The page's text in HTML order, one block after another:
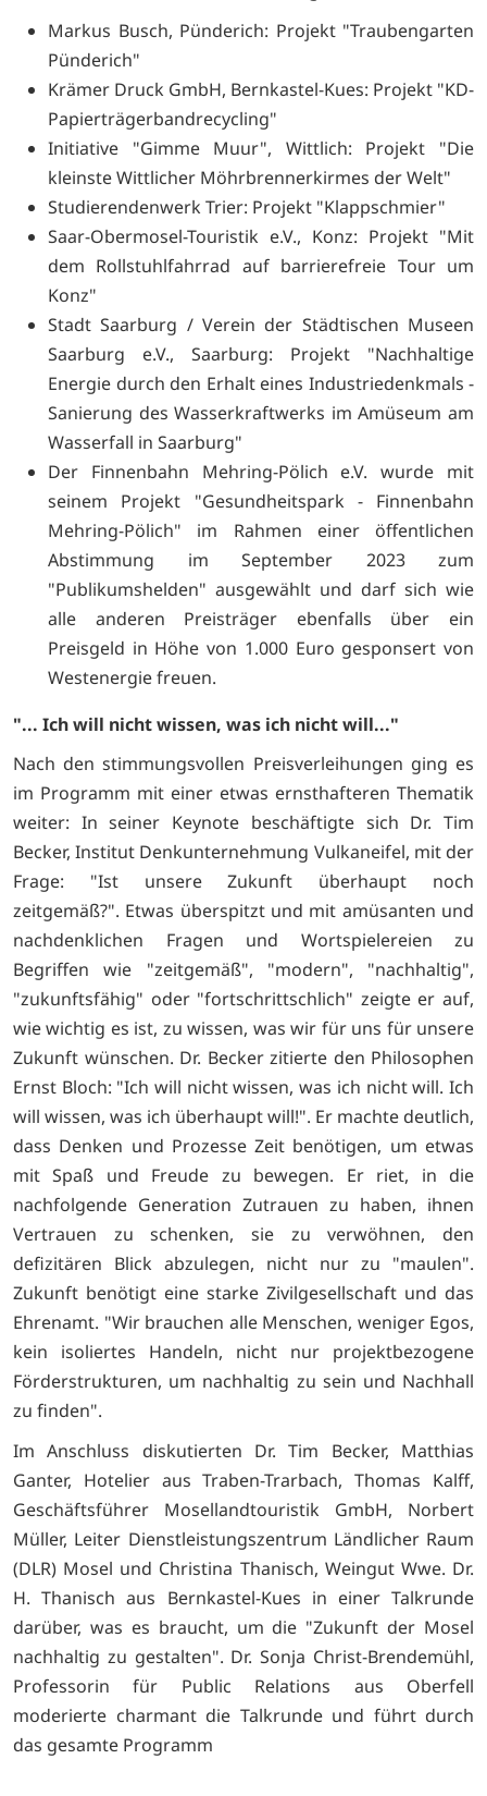
Markus Busch, Pünderich: Projekt "Traubengarten
Pünderich"
Krämer Druck GmbH, Bernkastel-Kues: Projekt "KD-
Papierträgerbandrecycling"
Initiative "Gimme Muur", Wittlich: Projekt "Die
kleinste Wittlicher Möhrbrennerkirmes der Welt"
Studierendenwerk Trier: Projekt "Klappschmier"
Saar-Obermosel-Touristik e.V., Konz: Projekt "Mit
dem Rollstuhlfahrrad auf barrierefreie Tour um
Konz"
Stadt Saarburg / Verein der Städtischen Museen
Saarburg e.V., Saarburg: Projekt "Nachhaltige
Energie durch den Erhalt eines Industriedenkmals -
Sanierung des Wasserkraftwerks im Amüseum am
Wasserfall in Saarburg"
Der Finnenbahn Mehring-Pölich e.V. wurde mit
seinem Projekt "Gesundheitspark - Finnenbahn
Mehring-Pölich" im Rahmen einer öffentlichen
Abstimmung im September 2023 zum
"Publikumshelden" ausgewählt und darf sich wie
alle anderen Preisträger ebenfalls über ein
Preisgeld in Höhe von 1.000 Euro gesponsert von
Westenergie freuen.
"... Ich will nicht wissen, was ich nicht will..."
Nach den stimmungsvollen Preisverleihungen ging es
im Programm mit einer etwas ernsthafteren Thematik
weiter: In seiner Keynote beschäftigte sich Dr. Tim
Becker, Institut Denkunternehmung Vulkaneifel, mit der
Frage: "Ist unsere Zukunft überhaupt noch
zeitgemäß?". Etwas überspitzt und mit amüsanten und
nachdenklichen Fragen und Wortspielereien zu
Begriffen wie "zeitgemäß", "modern", "nachhaltig",
"zukunftsfähig" oder "fortschrittschlich" zeigte er auf,
wie wichtig es ist, zu wissen, was wir für uns für unsere
Zukunft wünschen. Dr. Becker zitierte den Philosophen
Ernst Bloch: "Ich will nicht wissen, was ich nicht will. Ich
will wissen, was ich überhaupt will!". Er machte deutlich,
dass Denken und Prozesse Zeit benötigen, um etwas
mit Spaß und Freude zu bewegen. Er riet, in die
nachfolgende Generation Zutrauen zu haben, ihnen
Vertrauen zu schenken, sie zu verwöhnen, den
defizitären Blick abzulegen, nicht nur zu "maulen".
Zukunft benötigt eine starke Zivilgesellschaft und das
Ehrenamt. "Wir brauchen alle Menschen, weniger Egos,
kein isoliertes Handeln, nicht nur projektbezogene
Förderstrukturen, um nachhaltig zu sein und Nachhall
zu finden".
Im Anschluss diskutierten Dr. Tim Becker, Matthias
Ganter, Hotelier aus Traben-Trarbach, Thomas Kalff,
Geschäftsführer Mosellandtouristik GmbH, Norbert
Müller, Leiter Dienstleistungszentrum Ländlicher Raum
(DLR) Mosel und Christina Thanisch, Weingut Wwe. Dr.
H. Thanisch aus Bernkastel-Kues in einer Talkrunde
darüber, was es braucht, um die "Zukunft der Mosel
nachhaltig zu gestalten". Dr. Sonja Christ-Brendemühl,
Professorin für Public Relations aus Oberfell
moderierte charmant die Talkrunde und führt durch
das gesamte Programm